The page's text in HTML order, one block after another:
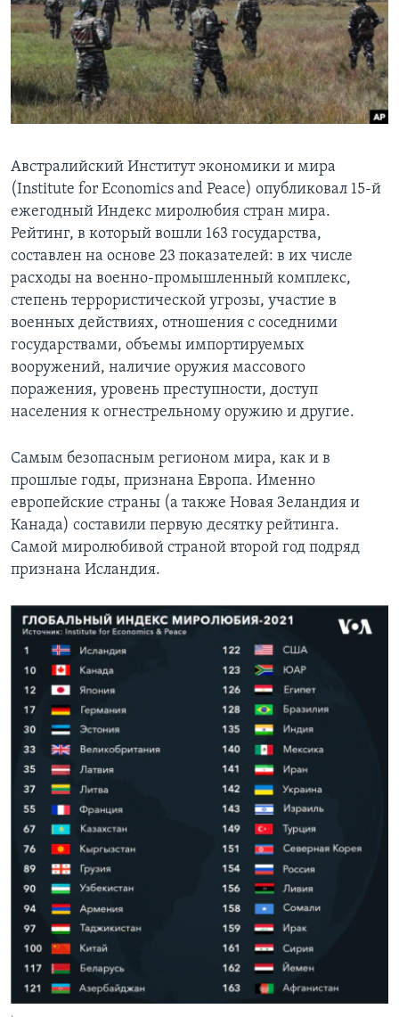
Learning English
СОЦИАЛЬНЫЕ СЕТИ
Языки
Австралийский Институт экономики и мира
(Institute for Economics and Peace) опубликовал 15-й
ежегодный Индекс миролюбия стран мира.
Рейтинг, в который вошли 163 государства,
составлен на основе 23 показателей: в их числе
расходы на военно-промышленный комплекс,
степень террористической угрозы, участие в
военных действиях, отношения с соседними
государствами, объемы импортируемых
вооружений, наличие оружия массового
поражения, уровень преступности, доступ
населения к огнестрельному оружию и другие.
Самым безопасным регионом мира, как и в
прошлые годы, признана Европа. Именно
европейские страны (а также Новая Зеландия и
Канада) составили первую десятку рейтинга.
Самой миролюбивой страной второй год подряд
признана Исландия.